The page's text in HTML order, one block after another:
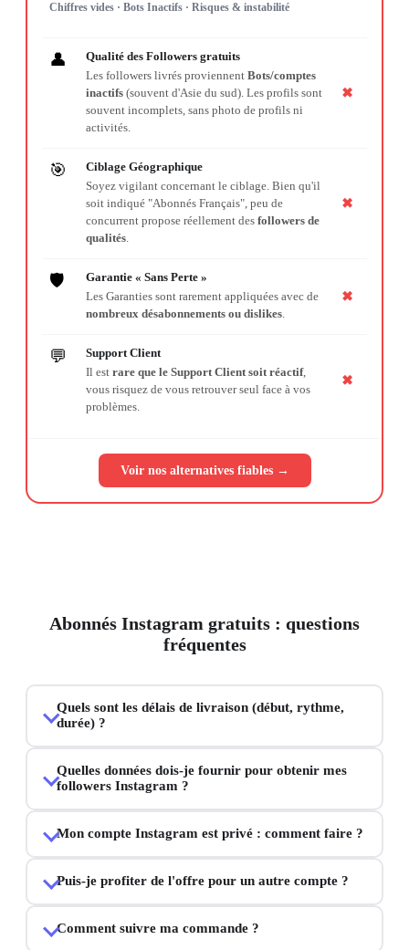
Chiffres vides · Bots Inactifs · Risques & instabilité
👤 Qualité des Followers gratuits
Les followers livrés proviennent Bots/comptes
inactifs (souvent d'Asie du sud). Les profils sont
souvent incomplets, sans photo de profils ni
activités.
✖
🎯 Ciblage Géographique
Soyez vigilant concernant le ciblage. Bien qu'il
soit indiqué "Abonnés Français", peu de
concurrent propose réellement des followers de
qualités.
✖
🛡️ Garantie « Sans Perte »
Les Garanties sont rarement appliquées avec de
nombreux désabonnements ou dislikes.
✖
💬 Support Client
Il est rare que le Support Client soit réactif,
vous risquez de vous retrouver seul face à vos
problèmes.
✖
Voir nos alternatives fiables →
Abonnés Instagram gratuits : questions
fréquentes
Quels sont les délais de livraison (début, rythme,
durée) ?
Quelles données dois-je fournir pour obtenir mes
followers Instagram ?
Mon compte Instagram est privé : comment faire ?
Puis-je profiter de l'offre pour un autre compte ?
Comment suivre ma commande ?